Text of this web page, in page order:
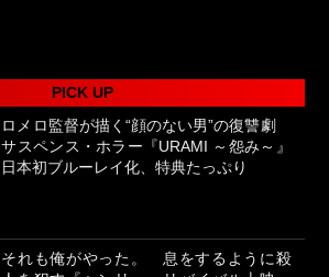
PICK UP
ロメロ監督が描く“顔のない男”の復讐劇
サスペンス・ホラー『URAMI ～怨み～』
日本初ブルーレイ化、特典たっぷり
それも俺がやった。 息をするように殺